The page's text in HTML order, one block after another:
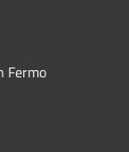
Fermo